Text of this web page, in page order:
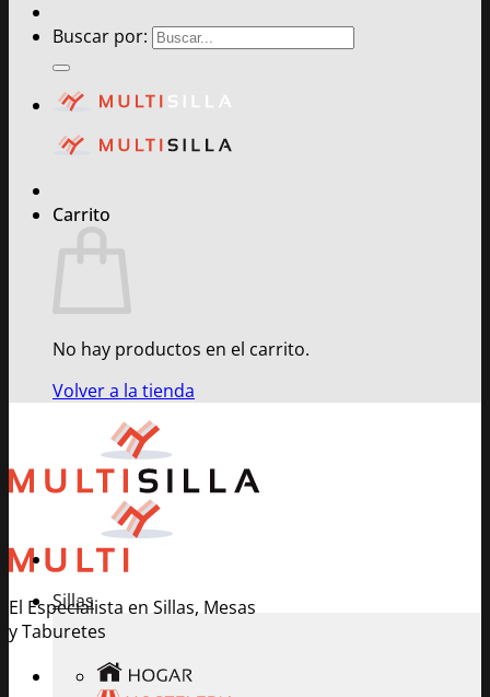
Buscar por:
Carrito
No hay productos en el carrito.
Volver a la tienda
El Especialista en Sillas, Mesas
y Taburetes
Sillas